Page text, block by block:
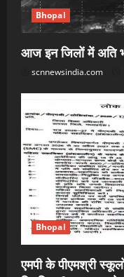
Bhopal
आज इन जिलों में अति
scnnewsindia.com
Bhopal
एमपी के पीएमश्री